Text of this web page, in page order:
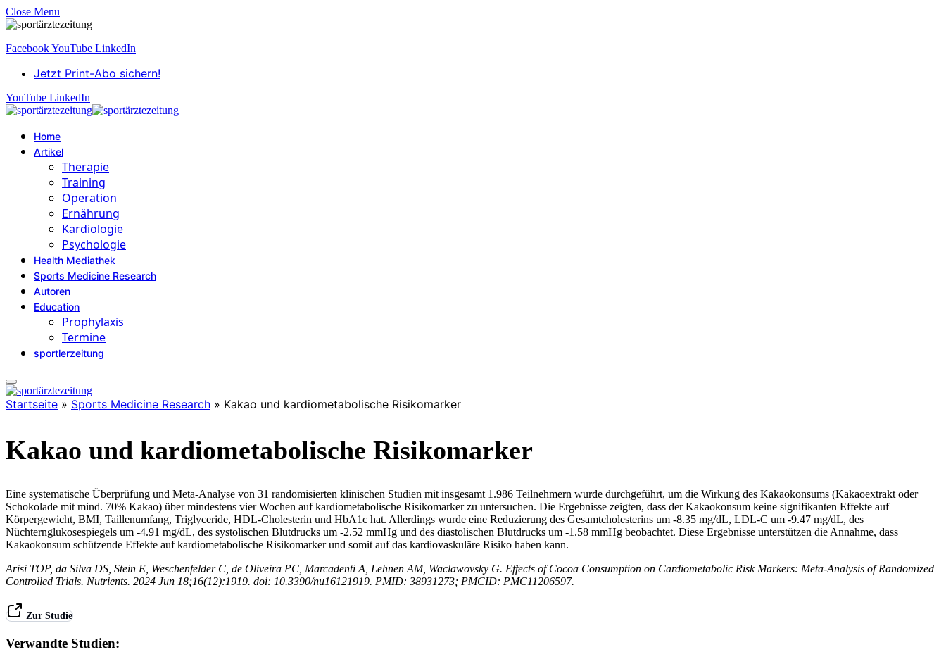
Close Menu
FacebookYouTube LinkedIn
Jetzt Print-Abo sichern!
YouTube LinkedIn
Home
Artikel
Therapie
Training
Operation
Ernährung
Kardiologie
Psychologie
Health Mediathek
Sports Medicine Research
Autoren
Education
Prophylaxis
Termine
sportlerzeitung
Startseite » Sports Medicine Research » Kakao und kardiometabolische Risikomarker
Kakao und kardiometabolische Risikomarker
Eine systematische Überprüfung und Meta-Analyse von 31 randomisierten klinischen Studien mit insgesamt 1.986 Teilnehmern wurde durchgeführt, um die Wirkung des Kakaokonsums (Kakaoextrakt oder
Schokolade mit mind. 70% Kakao) über mindestens vier Wochen auf kardiometabolische Risikomarker zu untersuchen. Die Ergebnisse zeigten, dass der Kakaokonsum keine signifikanten Effekte auf
Körpergewicht, BMI, Taillenumfang, Triglyceride, HDL-Cholesterin und HbA1c hat. Allerdings wurde eine Reduzierung des Gesamtcholesterins um -8.35 mg/dL, LDL-C um -9.47 mg/dL, des
Nüchternglukosespiegels um -4.91 mg/dL, des systolischen Blutdrucks um -2.52 mmHg und des diastolischen Blutdrucks um -1.58 mmHg beobachtet. Diese Ergebnisse unterstützen die Annahme, dass
Kakaokonsum schützende Effekte auf kardiometabolische Risikomarker und somit auf das kardiovaskuläre Risiko haben kann.
Arisi TOP, da Silva DS, Stein E, Weschenfelder C, de Oliveira PC, Marcadenti A, Lehnen AM, Waclawovsky G. Effects of Cocoa Consumption on Cardiometabolic Risk Markers: Meta-Analysis of Randomized
Controlled Trials. Nutrients. 2024 Jun 18;16(12):1919. doi: 10.3390/nu16121919. PMID: 38931273; PMCID: PMC11206597.
Zur Studie
Verwandte Studien: